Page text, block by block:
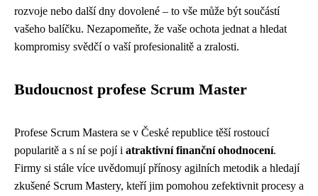
rozvoje nebo další dny dovolené – to vše může být součástí
vašeho balíčku. Nezapomeňte, že vaše ochota jednat a hledat
kompromisy svědčí o vaší profesionalitě a zralosti.
Budoucnost profese Scrum Master
Profese Scrum Mastera se v České republice těší rostoucí
popularitě a s ní se pojí i atraktivní finanční ohodnocení.
Firmy si stále více uvědomují přínosy agilních metodik a hledají
zkušené Scrum Mastery, kteří jim pomohou zefektivnit procesy a